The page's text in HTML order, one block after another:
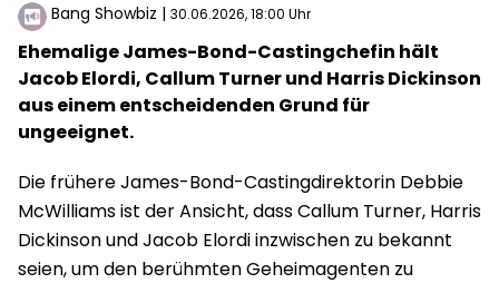
Bang Showbiz | 30.06.2026, 18:00 Uhr
Ehemalige James-Bond-Castingchefin hält
Jacob Elordi, Callum Turner und Harris Dickinson
aus einem entscheidenden Grund für
ungeeignet.
Die frühere James-Bond-Castingdirektorin Debbie
McWilliams ist der Ansicht, dass Callum Turner, Harris
Dickinson und Jacob Elordi inzwischen zu bekannt
seien, um den berühmten Geheimagenten zu